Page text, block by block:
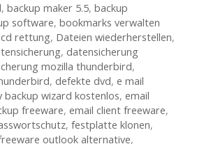
, backup maker 5.5, backup
software, bookmarks verwalten
cd rettung, Dateien wiederherstellen,
, datensicherung
mozilla thunderbird,
, defekte dvd, e mail
backup wizard kostenlos, email
freeware, email client freeware,
, festplatte klonen,
outlook alternative,